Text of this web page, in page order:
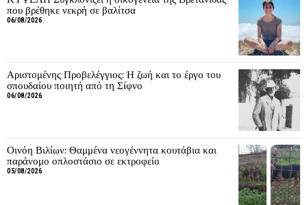
που βρέθηκε νεκρή σε βαλίτσα
06/08/2026
Αριστομένης Προβελέγγιος: Η ζωή και το έργο του
σπουδαίου ποιητή από τη Σίφνο
06/08/2026
Οινόη Βιλίων: Θαμμένα νεογέννητα κουτάβια και
παράνομο οπλοστάσιο σε εκτροφείο
05/08/2026